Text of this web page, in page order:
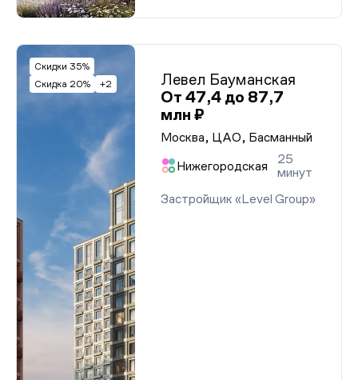
Скидки 35%
Скидка 20%
+2
Левел Бауманская
От 47,4 до 87,7
млн ₽
Москва, ЦАО, Басманный
Нижегородская
25
минут
Застройщик «Level Group»